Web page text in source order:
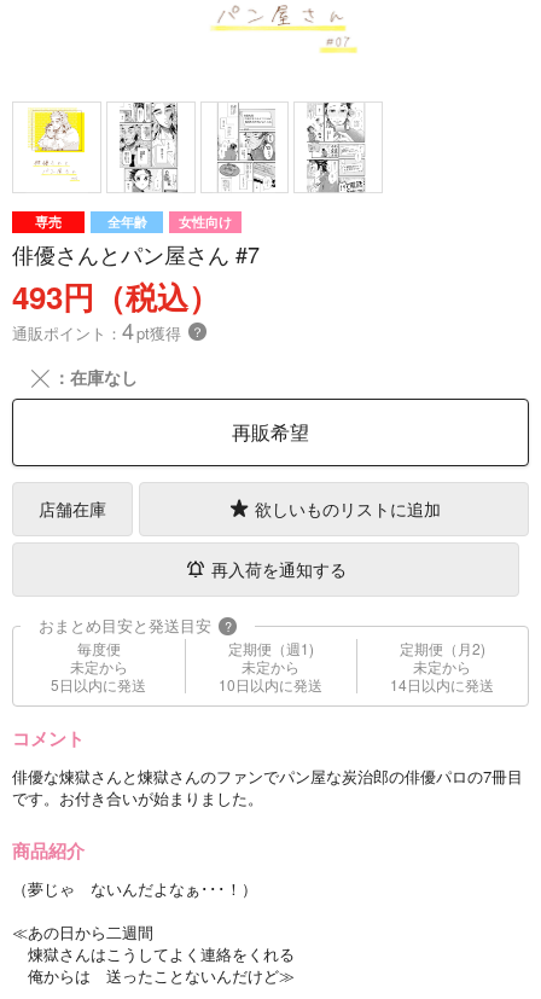
専売 全年齢 女性向け
俳優さんとパン屋さん #7
493円（税込）
通販ポイント： 4pt獲得 ？
╳ ：在庫なし
再販希望
店舗在庫 欲しいものリストに追加
再入荷を通知する
おまとめ目安と発送目安 ?
毎度便
未定から
5日以内に発送
定期便（週1)
未定から
10日以内に発送
定期便（月2)
未定から
14日以内に発送
コメント
俳優な煉獄さんと煉獄さんのファンでパン屋な炭治郎の俳優パロの7冊目
です。お付き合いが始まりました。
商品紹介
（夢じゃ ないんだよなぁ･･･！）
≪あの日から二週間
煉獄さんはこうしてよく連絡をくれる
俺からは 送ったことないんだけど≫